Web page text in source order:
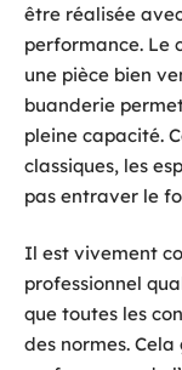
être réalisée
performance. Le
une pièce bien
buanderie
pleine capacité.
classiques, les
pas entraver le
Il est vivement
professionnel
que toutes les
des normes.